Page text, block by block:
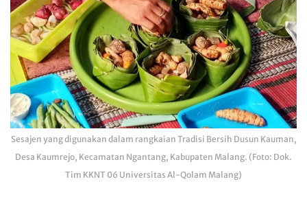
Sesajen yang digunakan dalam rangkaian Tradisi Bersih Dusun Kauman,
Desa Kaumrejo, Kecamatan Ngantang, Kabupaten Malang. (Foto: Dok.
Tim KKNT 06 Universitas Al-Qolam Malang)